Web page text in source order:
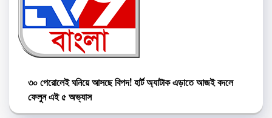
৩০ পেরোলেই ঘনিয়ে আসছে বিপদ! হার্ট অ্যাটাক এড়াতে আজই বদলে
ফেলুন এই ৫ অভ্যাস